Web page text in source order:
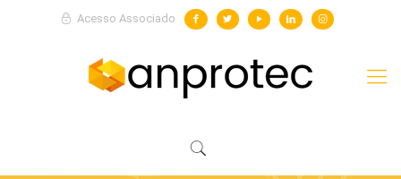
Acesso Associado